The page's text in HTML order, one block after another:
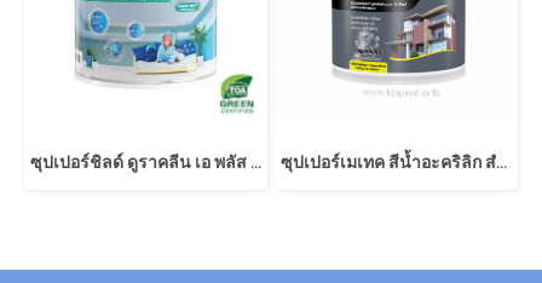
ซุปเปอร์ชิลด์ ดูราคลีน เอ พลัส ทาฝ้าเพดาน ซุปเปอร์เมเทค สีน้ำอะคริลิก สําหรับทาฝ้าเพดาน